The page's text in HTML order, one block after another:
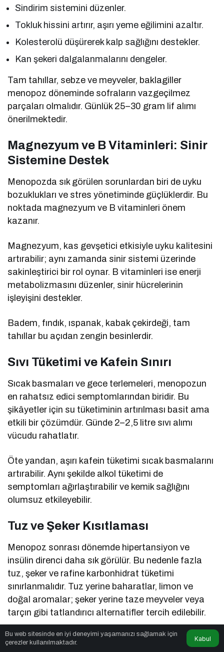
Sindirim sistemini düzenler.
Tokluk hissini artırır, aşırı yeme eğilimini azaltır.
Kolesterolü düşürerek kalp sağlığını destekler.
Kan şekeri dalgalanmalarını dengeler.
Tam tahıllar, sebze ve meyveler, baklagiller
menopoz döneminde sofraların vazgeçilmez
parçaları olmalıdır. Günlük 25–30 gram lif alımı
önerilmektedir.
Magnezyum ve B Vitaminleri: Sinir
Sistemine Destek
Menopozda sık görülen sorunlardan biri de uyku
bozuklukları ve stres yönetiminde güçlüklerdir. Bu
noktada magnezyum ve B vitaminleri önem
kazanır.
Magnezyum, kas gevşetici etkisiyle uyku kalitesini
artırabilir; aynı zamanda sinir sistemi üzerinde
sakinleştirici bir rol oynar. B vitaminleri ise enerji
metabolizmasını düzenler, sinir hücrelerinin
işleyişini destekler.
Badem, fındık, ıspanak, kabak çekirdeği, tam
tahıllar bu açıdan zengin besinlerdir.
Sıvı Tüketimi ve Kafein Sınırı
Sıcak basmaları ve gece terlemeleri, menopozun
en rahatsız edici semptomlarından biridir. Bu
şikâyetler için su tüketiminin artırılması basit ama
etkili bir çözümdür. Günde 2–2,5 litre sıvı alımı
vücudu rahatlatır.
Öte yandan, aşırı kafein tüketimi sıcak basmalarını
artırabilir. Aynı şekilde alkol tüketimi de
semptomları ağırlaştırabilir ve kemik sağlığını
olumsuz etkileyebilir.
Tuz ve Şeker Kısıtlaması
Menopoz sonrası dönemde hipertansiyon ve
insülin direnci daha sık görülür. Bu nedenle fazla
tuz, şeker ve rafine karbonhidrat tüketimi
sınırlanmalıdır. Tuz yerine baharatlar, limon ve
doğal aromalar; şeker yerine taze meyveler veya
tarçın gibi tatlandırıcı alternatifler tercih edilebilir.
Ruhsal Sağlıkta Beslenmenin Rolü
Bu web sitesinde en iyi deneyimi yaşamanızı sağlamak için
çerezler kullanılmaktadır.
Kabul